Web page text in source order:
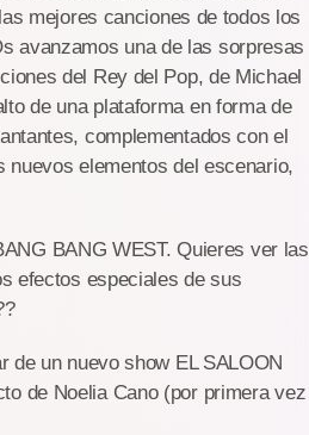
mejores canciones de todos los
avanzamos una de las sorpresas
del Rey del Pop, de Michael
de una plataforma en forma de
complementados con el
elementos del escenario,
BANG WEST. Quieres ver las
efectos especiales de sus
un nuevo show EL SALOON
de Noelia Cano (por primera vez